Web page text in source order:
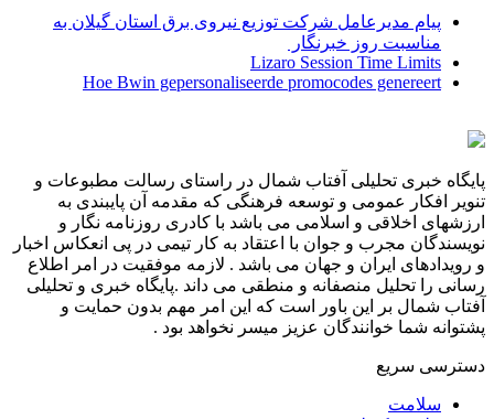
پیام مدیرعامل شركت توزیع نیروی برق استان گیلان به
مناسبت روز خبرنگار ‌
Lizaro Session Time Limits
Hoe Bwin gepersonaliseerde promocodes genereert
پایگاه خبری تحلیلی آفتاب شمال در راستای رسالت مطبوعات و
تنویر افکار عمومی و توسعه فرهنگی که مقدمه آن پایبندی به
ارزشهای اخلاقی و اسلامی می باشد با کادری روزنامه نگار و
نویسندگان مجرب و جوان با اعتقاد به کار تیمی در پی انعکاس اخبار
و رویدادهای ایران و جهان می باشد . لازمه موفقیت در امر اطلاع
رسانی را تحلیل منصفانه و منطقی می داند .پایگاه خبری و تحلیلی
آفتاب شمال بر این باور است که این امر مهم بدون حمایت و
پشتوانه شما خوانندگان عزیز میسر نخواهد بود .
دسترسی سریع
سلامت